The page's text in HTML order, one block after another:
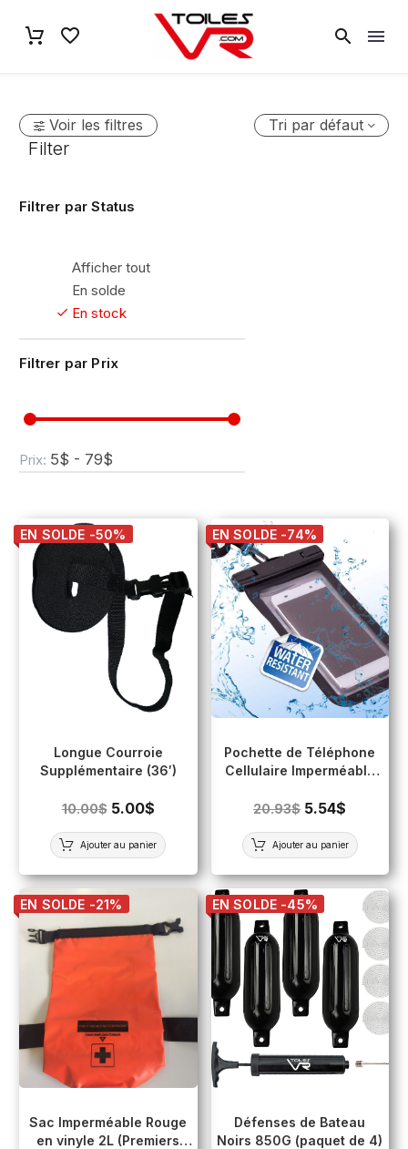
Voir les filtres
Filter
Filtrer parStatus
Afficher tout
En solde
En stock
Filtrer par Prix
Prix: 5$ - 79$
Tri par défaut
EN SOLDE -50%
Longue Courroie
Supplémentaire (36′)
10.00$ 5.00$
Ajouter au panier
EN SOLDE -74%
Pochette de Téléphone
Cellulaire Imperméable
20.93$ 5.54$
Ajouter au panier
EN SOLDE -21%
Sac Imperméable Rouge
en vinyle 2L (Premiers
EN SOLDE -45%
Défenses de Bateau
Noirs 850G (paquet de 4)